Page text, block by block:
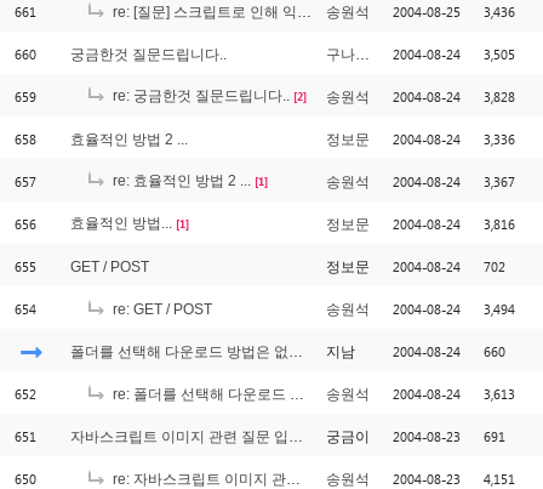
661 re: [질문] 스크립트로 인해 익스플러워가 느려진다는 경고 송원석 2004-08-25 3,436
660 궁금한것 질문드립니다.. 구나구나 2004-08-24 3,505
659 re: 궁금한것 질문드립니다.. [2] 송원석 2004-08-24 3,828
658 효율적인 방법 2 ... 정보문 2004-08-24 3,336
657 re: 효율적인 방법 2 ... [1] 송원석 2004-08-24 3,367
656 효율적인 방법... [1] 정보문 2004-08-24 3,816
655 GET / POST 정보문 2004-08-24 702
654 re: GET / POST 송원석 2004-08-24 3,494
폴더를 선택해 다운로드 방법은 없나요 지남 2004-08-24 660
652 re: 폴더를 선택해 다운로드 방법은 없나요 송원석 2004-08-24 3,613
651 자바스크립트 이미지 관련 질문 입니다 궁금이 2004-08-23 691
650 re: 자바스크립트 이미지 관련 질문 입니다 송원석 2004-08-23 4,151